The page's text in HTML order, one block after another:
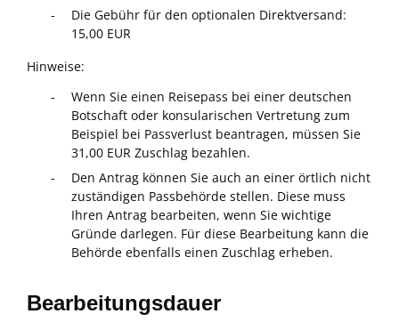
Die Gebühr für den optionalen Direktversand:
15,00 EUR
Hinweise:
Wenn Sie einen Reisepass bei einer deutschen
Botschaft oder konsularischen Vertretung zum
Beispiel bei Passverlust beantragen, müssen Sie
31,00 EUR Zuschlag bezahlen.
Den Antrag können Sie auch an einer örtlich nicht
zuständigen Passbehörde stellen. Diese muss
Ihren Antrag bearbeiten, wenn Sie wichtige
Gründe darlegen. Für diese Bearbeitung kann die
Behörde ebenfalls einen Zuschlag erheben.
Bearbeitungsdauer